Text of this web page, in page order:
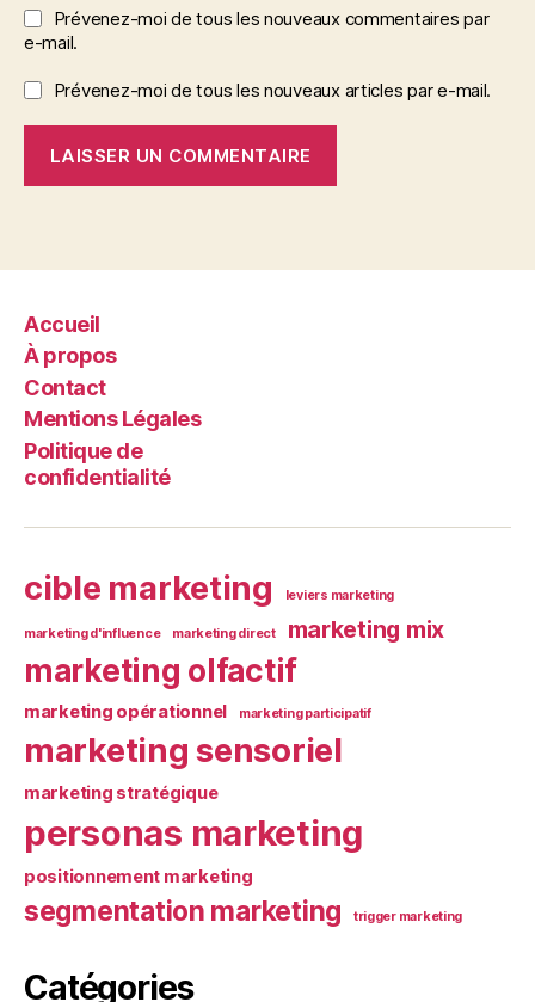
Prévenez-moi de tous les nouveaux commentaires par
e-mail.
Prévenez-moi de tous les nouveaux articles par e-mail.
Accueil
À propos
Contact
Mentions Légales
Politique de
confidentialité
cible marketing leviers marketing
marketing d'influence marketing direct marketing mix
marketing olfactif
marketing opérationnel marketing participatif
marketing sensoriel
marketing stratégique
personas marketing
positionnement marketing
segmentation marketing trigger marketing
Catégories